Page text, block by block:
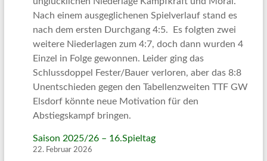
Nach einem ausgeglichenen Spielverlauf stand es
nach dem ersten Durchgang 4:5. Es folgten zwei
weitere Niederlagen zum 4:7, doch dann wurden 4
Einzel in Folge gewonnen. Leider ging das
Schlussdoppel Fester/Bauer verloren, aber das 8:8
Unentschieden gegen den Tabellenzweiten TTF GW
Elsdorf könnte neue Motivation für den
Abstiegskampf bringen.
Saison 2025/26 – 16.Spieltag
22. Februar 2026